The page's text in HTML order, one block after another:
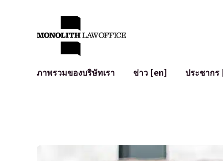
ภาพรวมของบริษัทเรา
ข่าว [en] ประชากร